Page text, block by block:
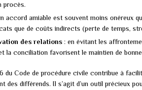
procès.
accord amiable est souvent moins onéreux
que de coûts indirects (perte de temps,
des relations : en évitant les
la conciliation favorisent le maintien de
du Code de procédure civile contribue à
des différends. Il s’agit d’un outil précieux